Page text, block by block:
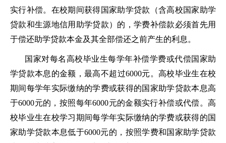
数据专题
实行补偿。在校期间获得国家助学贷款（含高校国家助学
贷款和生源地信用助学贷款）的，学费补偿款必须首先用
于偿还助学贷款本金及其全部偿还之前产生的利息。
国家对每名高校毕业生每学年补偿学费或代偿国家助
学贷款本息的金额，最高不超过6000元。高校毕业生在校
期间每学年实际缴纳的学费或获得的国家助学贷款本息高
于6000元的，按照每年6000元的金额实行补偿或代偿。高
校毕业生在校学习期间每学年实际缴纳的学费或获得的国
家助学贷款本息低于6000元的，按照学费和国家助学贷款